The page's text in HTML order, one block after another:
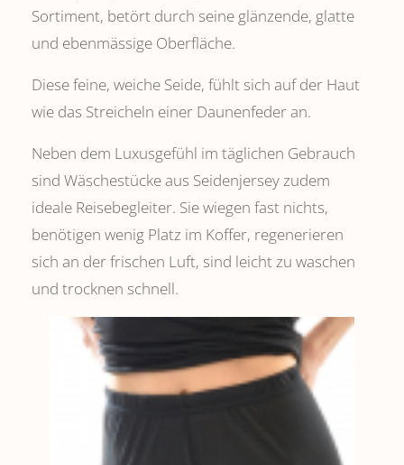
Sortiment, betört durch seine glänzende, glatte
und ebenmässige Oberfläche.
Diese feine, weiche Seide, fühlt sich auf der Haut
wie das Streicheln einer Daunenfeder an.
Neben dem Luxusgefühl im täglichen Gebrauch
sind Wäschestücke aus Seidenjersey zudem
ideale Reisebegleiter. Sie wiegen fast nichts,
benötigen wenig Platz im Koffer, regenerieren
sich an der frischen Luft, sind leicht zu waschen
und trocknen schnell.